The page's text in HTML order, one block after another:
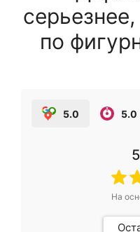
по
5.0 5.0
На